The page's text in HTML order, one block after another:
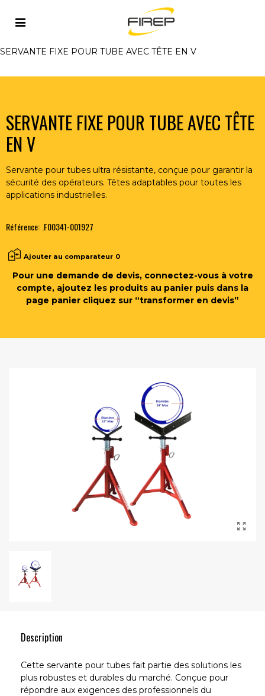
Accueil OUTILLAGE DU SOUDEUR >
SUPPORTS DE TUBE - CHARIOTS
SERVANTE FIXE POUR TUBE AVEC TÊTE EN V
SERVANTE FIXE POUR TUBE AVEC TÊTE
EN V
Servante pour tubes ultra résistante, conçue pour garantir la
sécurité des opérateurs. Têtes adaptables pour toutes les
applications industrielles.
Référence: .F00341-001927
Ajouter au comparateur 0
Pour une demande de devis, connectez-vous à votre
compte, ajoutez les produits au panier puis dans la
page panier cliquez sur “transformer en devis”
Description
Cette servante pour tubes fait partie des solutions les
plus robustes et durables du marché. Conçue pour
répondre aux exigences des professionnels du